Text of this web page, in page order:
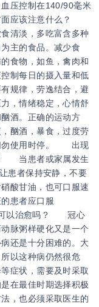
压控制在140/90毫米
面应该注意什么？
清淡，多吃富含多种
主的食品。减少食
食物，如鱼，禽肉和
制每日的摄入量和低
规律，劳逸结合，避
，情绪稳定，心情舒
酒。正确的运动方
酗酒，暴食，过度劳
勿使用时停。 出现
当患者或家属发生
患者保持安静，不要
酸甘油，也可口服速
患者应口服
以治愈吗？ 冠心
脉粥样硬化又是一个
还是十分困难的。大
以这种病仍然很危
症状，需要及时采取
在最佳时期选择积极
，也必须采取医生的